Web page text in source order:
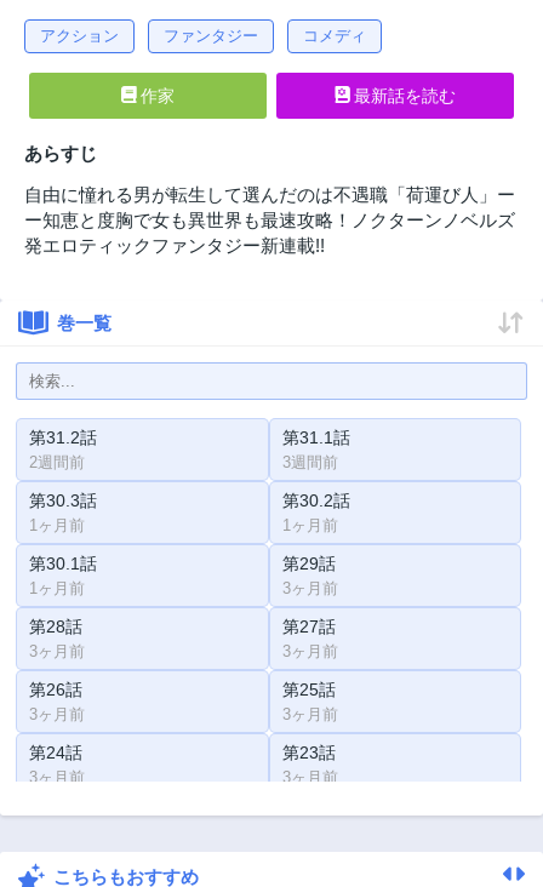
アクション ファンタジー コメディ
作家 最新話を読む
あらすじ
自由に憧れる男が転生して選んだのは不遇職「荷運び人」ー
ー知恵と度胸で女も異世界も最速攻略！ノクターンノベルズ
発エロティックファンタジー新連載!!
巻一覧
第31.2話
2週間前
第31.1話
3週間前
第30.3話
1ヶ月前
第30.2話
1ヶ月前
第30.1話
1ヶ月前
第29話
3ヶ月前
第28話
3ヶ月前
第27話
3ヶ月前
第26話
3ヶ月前
第25話
3ヶ月前
第24話
3ヶ月前
第23話
3ヶ月前
第22話 第21話
第20話こちらもおすすめ